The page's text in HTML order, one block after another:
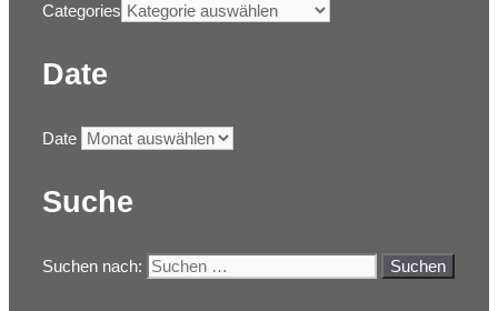
Categories
Date
Date
Suche
Suchen nach: